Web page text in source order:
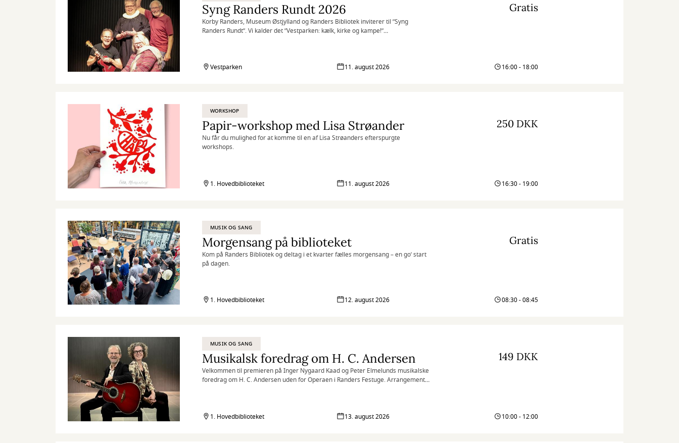
Syng Randers Rundt 2026
Korby Randers, Museum Østjylland og Randers Bibliotek inviterer til ”Syng
Randers Rundt”. Vi kalder det ”Vestparken: kælk, kirke og kampe!”
Gratis
Vestparken 11. august 2026 16:00 - 18:00
WORKSHOP
Papir-workshop med Lisa Strøander
Nu får du mulighed for at komme til en af Lisa Strøanders efterspurgte
workshops.
250 DKK
1. Hovedbiblioteket 11. august 2026 16:30 - 19:00
MUSIK OG SANG
Morgensang på biblioteket
Kom på Randers Bibliotek og deltag i et kvarter fælles morgensang – en go’ start
på dagen.
Gratis
1. Hovedbiblioteket 12. august 2026 08:30 - 08:45
MUSIK OG SANG
Musikalsk foredrag om H. C. Andersen
Velkommen til premieren på Inger Nygaard Kaad og Peter Elmelunds musikalske
foredrag om H. C. Andersen uden for Operaen i Randers Festuge. Arrangementet
149 DKK
1. Hovedbiblioteket 13. august 2026 10:00 - 12:00